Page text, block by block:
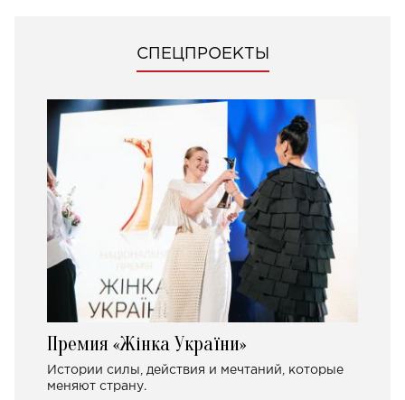
СПЕЦПРОЕКТЫ
Премия «Жінка України»
Истории силы, действия и мечтаний, которые
меняют страну.